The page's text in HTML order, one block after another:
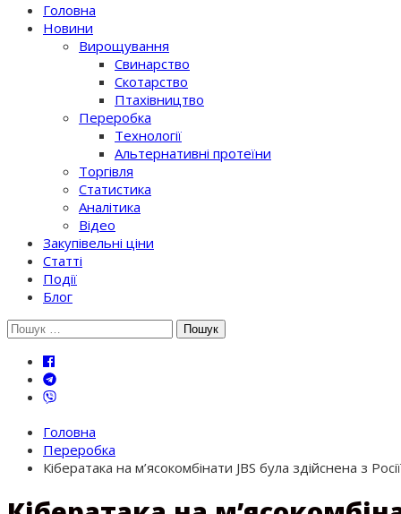
Головна
Новини
Вирощування
Свинарство
Скотарство
Птахівництво
Переробка
Технології
Альтернативні протеїни
Торгівля
Статистика
Аналітика
Відео
Закупівельні ціни
Статті
Події
Блог
Шукати:
Головна
Переробка
Кібератака на м’ясокомбінати JBS була здійснена з Росії